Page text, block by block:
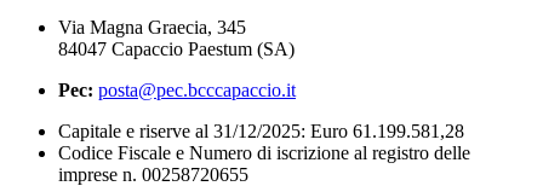
Via Magna Graecia, 345
84047 Capaccio Paestum (SA)
Pec: posta@pec.bcccapaccio.it
Capitale e riserve al 31/12/2025: Euro 61.199.581,28
Codice Fiscale e Numero di iscrizione al registro delle
imprese n. 00258720655